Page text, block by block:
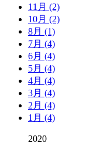
11月 (2)
10月 (2)
8月 (1)
7月 (4)
6月 (4)
5月 (4)
4月 (4)
3月 (4)
2月 (4)
1月 (4)
2020